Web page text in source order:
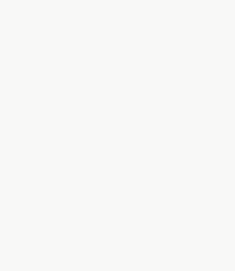
с картофелем,
прошлогоднее